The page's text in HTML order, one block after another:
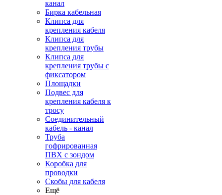
канал
Бирка кабельная
Клипса для
крепления кабеля
Клипса для
крепления трубы
Клипса для
крепления трубы с
фиксатором
Площадки
Подвес для
крепления кабеля к
тросу
Соединительный
кабель - канал
Труба
гофрированная
ПВХ с зондом
Коробка для
проводки
Скобы для кабеля
Ещё